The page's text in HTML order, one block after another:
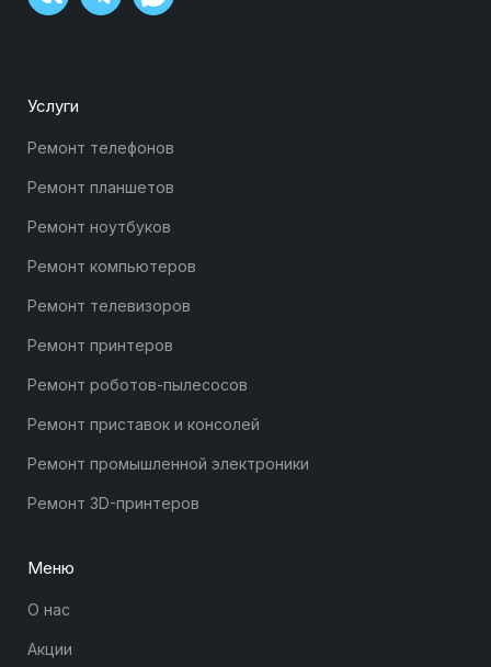
Услуги
Ремонт телефонов
Ремонт планшетов
Ремонт ноутбуков
Ремонт компьютеров
Ремонт телевизоров
Ремонт принтеров
Ремонт роботов-пылесосов
Ремонт приставок и консолей
Ремонт промышленной электроники
Ремонт 3D-принтеров
Меню
О нас
Акции